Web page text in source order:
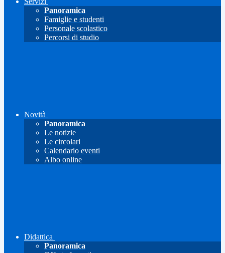
Panoramica
Famiglie e studenti
Personale scolastico
Percorsi di studio
Novità
Panoramica
Le notizie
Le circolari
Calendario eventi
Albo online
Didattica
Panoramica